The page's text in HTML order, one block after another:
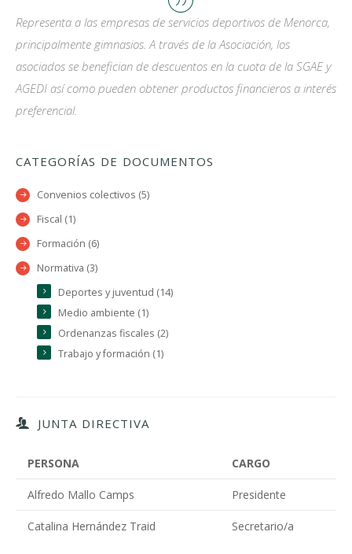
Representa a las empresas de servicios deportivos de Menorca,
principalmente gimnasios. A través de la Asociación, los
asociados se benefician de descuentos en la cuota de la SGAE y
AGEDI así como pueden obtener productos financieros a interés
preferencial.
CATEGORÍAS DE DOCUMENTOS
Convenios colectivos (5)
Fiscal (1)
Formación (6)
Normativa (3)
Deportes y juventud (14)
Medio ambiente (1)
Ordenanzas fiscales (2)
Trabajo y formación (1)
JUNTA DIRECTIVA
PERSONA CARGO
Alfredo Mallo Camps Presidente
Catalina Hernández Traid Secretario/a